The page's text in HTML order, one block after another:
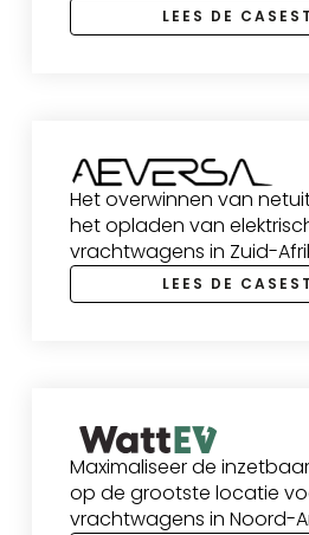
LEES DE
Het overwinnen van
het opladen van
vrachtwagens in Zuid-
LEES DE
Maximaliseer de
op de grootste locatie
vrachtwagens in Noord-